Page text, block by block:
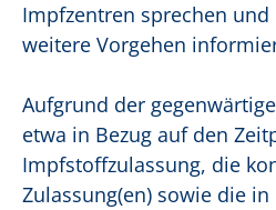
Impfzentren sprechen und
weitere Vorgehen
Aufgrund der
etwa in Bezug auf den
Impfstoffzulassung, die
Zulassung(en) sowie die